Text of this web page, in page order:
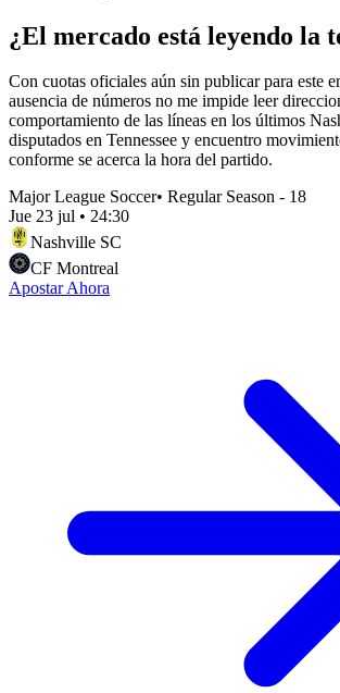
¿El mercado está leyendo la
Con cuotas oficiales aún sin publicar para este
ausencia de números no me impide leer
comportamiento de las líneas en los últimos
disputados en Tennessee y encuentro
conforme se acerca la hora del partido.
Major League Soccer• Regular Season - 18
Jue 23 jul • 24:30
Nashville SC
CF Montreal
Apostar Ahora